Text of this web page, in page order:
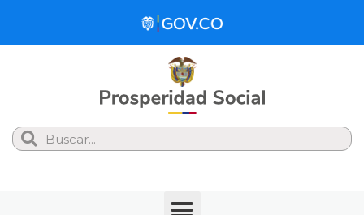
Search